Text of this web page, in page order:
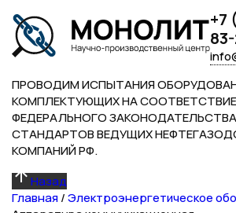
+7
ПРОВОДИМ ИСПЫТАНИЯ
КОМПЛЕКТУЮЩИХ НА
ФЕДЕРАЛЬНОГО
СТАНДАРТОВ ВЕДУЩИХ
КОМПАНИЙ РФ.
Назад
Главная/Электроэнергетическое